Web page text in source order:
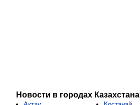
Новости в городах Казахстана